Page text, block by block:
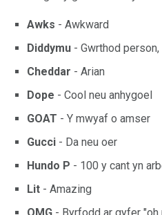
Awks - Awkward
Diddymu - Gwrthod
Cheddar - Arian
Dope - Cool neu anhygoel
GOAT - Y mwyaf o amser
Gucci - Da neu oer
Hundo P - 100 y cant yn
Lit - Amazing
OMG - Byrfodd ar gyfer "oh